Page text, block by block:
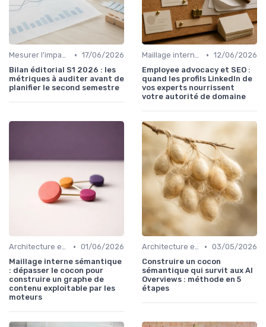
Mesurer l'impact du contenu • 17/06/2026
Bilan éditorial S1 2026 : les
métriques à auditer avant de
planifier le second semestre
Maillage interne et autorité • 12/06/2026
Employee advocacy et SEO :
quand les profils LinkedIn de
vos experts nourrissent
votre autorité de domaine
Architecture et cocons sémantiques • 01/06/2026
Maillage interne sémantique
: dépasser le cocon pour
construire un graphe de
contenu exploitable par les
moteurs
Architecture et cocons sémantiques • 03/05/2026
Construire un cocon
sémantique qui survit aux AI
Overviews : méthode en 5
étapes